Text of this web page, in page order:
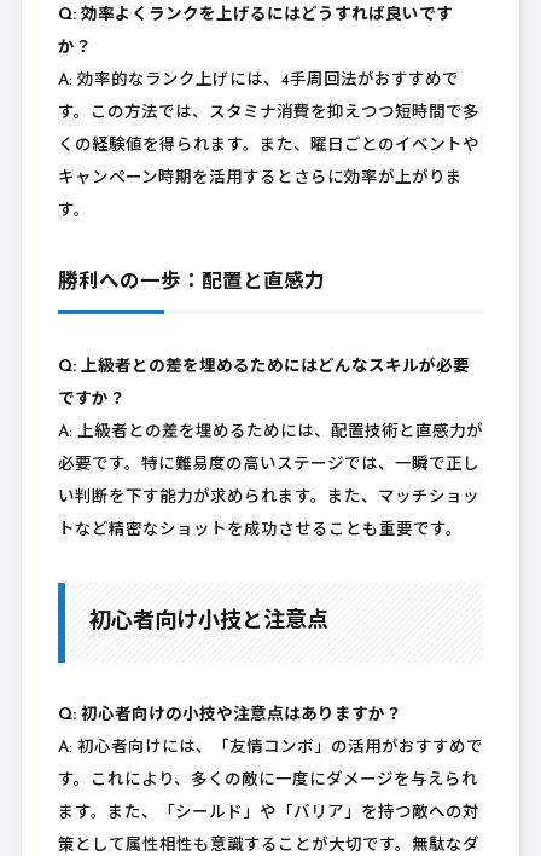
Q: 効率よくランクを上げるにはどうすれば良いです
か？
A: 効率的なランク上げには、4手周回法がおすすめで
す。この方法では、スタミナ消費を抑えつつ短時間で多
くの経験値を得られます。また、曜日ごとのイベントや
キャンペーン時期を活用するとさらに効率が上がりま
す。
勝利への一歩：配置と直感力
Q: 上級者との差を埋めるためにはどんなスキルが必要
ですか？
A: 上級者との差を埋めるためには、配置技術と直感力が
必要です。特に難易度の高いステージでは、一瞬で正し
い判断を下す能力が求められます。また、マッチショッ
トなど精密なショットを成功させることも重要です。
初心者向け小技と注意点
Q: 初心者向けの小技や注意点はありますか？
A: 初心者向けには、「友情コンボ」の活用がおすすめで
す。これにより、多くの敵に一度にダメージを与えられ
ます。また、「シールド」や「バリア」を持つ敵への対
策として属性相性も意識することが大切です。無駄なダ